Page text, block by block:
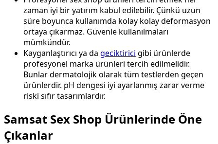
zaman iyi bir yatırım kabul edilebilir. Çünkü uzun
süre boyunca kullanımda kolay kolay deformasyon
ortaya çıkarmaz. Güvenle kullanılmaları
mümkündür.
Kayganlaştırıcı ya da geciktirici gibi ürünlerde
profesyonel marka ürünleri tercih edilmelidir.
Bunlar dermatolojik olarak tüm testlerden geçen
ürünlerdir. pH dengesi iyi ayarlanmış zarar verme
riski sıfır tasarımlardır.
Samsat Sex Shop Ürünlerinde Öne
Çıkanlar